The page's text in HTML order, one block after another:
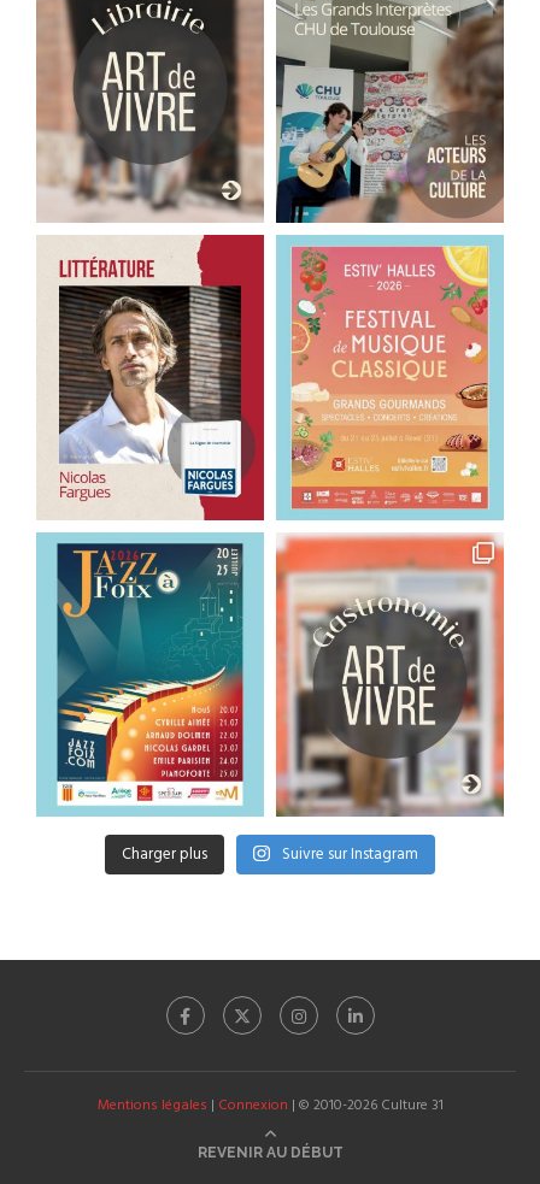
Charger plus Suivre sur Instagram
Mentions légales | Connexion | © 2010-2026 Culture 31
REVENIR AU DÉBUT